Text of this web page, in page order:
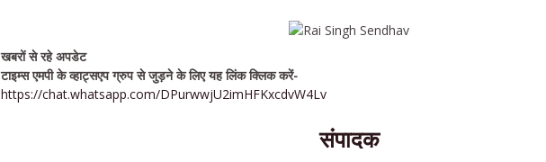
खबरों से रहे अपडेट
टाइम्स एमपी के व्हाट्सएप ग्रुप से जुड़ने के लिए यह लिंक क्लिक करें-
https://chat.whatsapp.com/DPurwwjU2imHFKxcdvW4Lv
संपादक